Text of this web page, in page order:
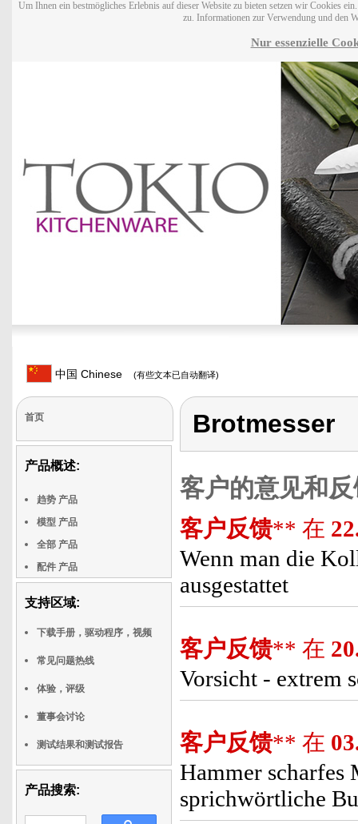
Um Ihnen ein bestmögliches Erlebnis auf dieser Website zu bieten setzen wir Cookies
zu. Informationen zur Verwendung und den
Nur essenzielle
中国 Chinese (有些文本已自动翻译)
首页
产品概述:
趋势 产品
模型 产品
全部 产品
配件 产品
支持区域:
下载手册，驱动程序，视频
常见问题热线
体验，评级
董事会讨论
测试结果和测试报告
产品搜索:
Brotmesser
客户的意见和
客户反馈** 在
Wenn man die
ausgestattet
客户反馈** 在
Vorsicht - extrem
客户反馈** 在
Hammer scharfes
sprichwörtliche